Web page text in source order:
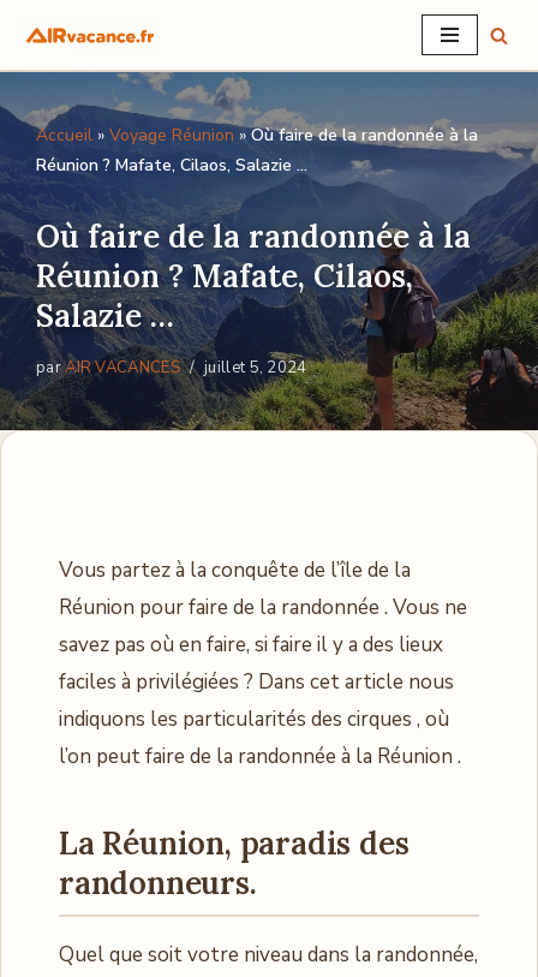
Aller
au
contenu
Accueil » Voyage Réunion »Où faire de la randonnée à la
Réunion ? Mafate, Cilaos, Salazie …
Où faire de la randonnée à la
Réunion ? Mafate, Cilaos,
Salazie …
parAIR VACANCES juillet 5, 2024
Vous partez à la conquête de l’île de la
Réunion pour faire de la randonnée . Vous ne
savez pas où en faire, si faire il y a des lieux
faciles à privilégiées ? Dans cet article nous
indiquons les particularités des cirques , où
l’on peut faire de la randonnée à la Réunion .
La Réunion, paradis des
randonneurs.
Quel que soit votre niveau dans la randonnée,